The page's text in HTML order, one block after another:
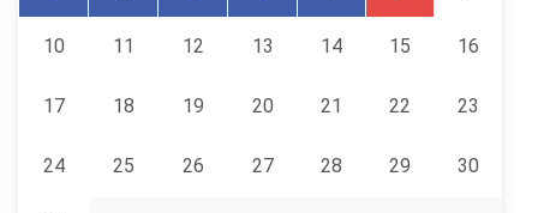
10 11 12 13 14 15 16
17 18 19 20 21 22 23
24 25 26 27 28 29 30